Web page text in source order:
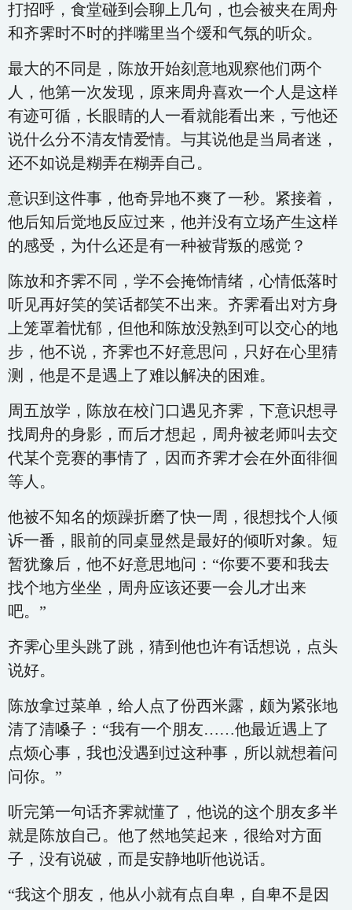
打招呼，食堂碰到会聊上几句，也会被夹在周舟
和齐霁时不时的拌嘴里当个缓和气氛的听众。
最大的不同是，陈放开始刻意地观察他们两个
人，他第一次发现，原来周舟喜欢一个人是这样
有迹可循，长眼睛的人一看就能看出来，亏他还
说什么分不清友情爱情。与其说他是当局者迷，
还不如说是糊弄在糊弄自己。
意识到这件事，他奇异地不爽了一秒。紧接着，
他后知后觉地反应过来，他并没有立场产生这样
的感受，为什么还是有一种被背叛的感觉？
陈放和齐霁不同，学不会掩饰情绪，心情低落时
听见再好笑的笑话都笑不出来。齐霁看出对方身
上笼罩着忧郁，但他和陈放没熟到可以交心的地
步，他不说，齐霁也不好意思问，只好在心里猜
测，他是不是遇上了难以解决的困难。
周五放学，陈放在校门口遇见齐霁，下意识想寻
找周舟的身影，而后才想起，周舟被老师叫去交
代某个竞赛的事情了，因而齐霁才会在外面徘徊
等人。
他被不知名的烦躁折磨了快一周，很想找个人倾
诉一番，眼前的同桌显然是最好的倾听对象。短
暂犹豫后，他不好意思地问：“你要不要和我去
找个地方坐坐，周舟应该还要一会儿才出来
吧。”
齐霁心里头跳了跳，猜到他也许有话想说，点头
说好。
陈放拿过菜单，给人点了份西米露，颇为紧张地
清了清嗓子：“我有一个朋友……他最近遇上了
点烦心事，我也没遇到过这种事，所以就想着问
问你。”
听完第一句话齐霁就懂了，他说的这个朋友多半
就是陈放自己。他了然地笑起来，很给对方面
子，没有说破，而是安静地听他说话。
“我这个朋友，他从小就有点自卑，自卑不是因